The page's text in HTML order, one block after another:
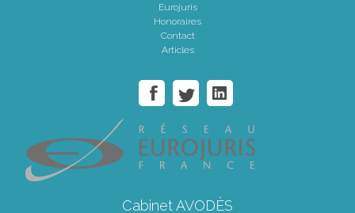
Eurojuris
Honoraires
Contact
Articles
Cabinet AVODÈS